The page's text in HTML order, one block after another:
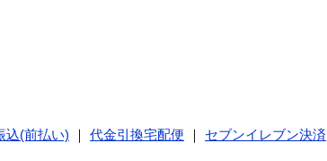
込(前払い) 代金引換宅配便
セブンイレブン決済